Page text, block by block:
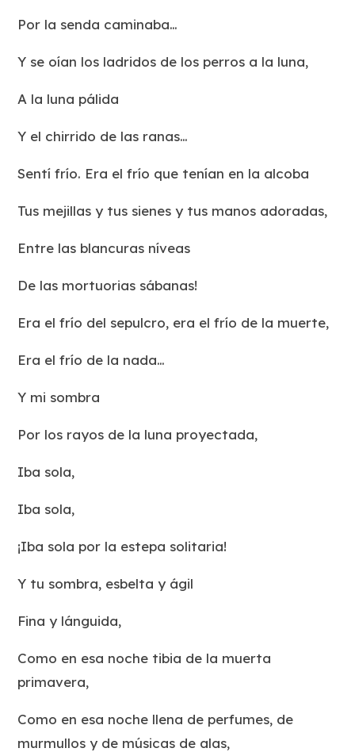
Por la senda caminaba…
Y se oían los ladridos de los perros a la luna,
A la luna pálida
Y el chirrido de las ranas…
Sentí frío. Era el frío que tenían en la alcoba
Tus mejillas y tus sienes y tus manos adoradas,
Entre las blancuras níveas
De las mortuorias sábanas!
Era el frío del sepulcro, era el frío de la muerte,
Era el frío de la nada…
Y mi sombra
Por los rayos de la luna proyectada,
Iba sola,
Iba sola,
¡Iba sola por la estepa solitaria!
Y tu sombra, esbelta y ágil
Fina y lánguida,
Como en esa noche tibia de la muerta
primavera,
Como en esa noche llena de perfumes, de
murmullos y de músicas de alas,